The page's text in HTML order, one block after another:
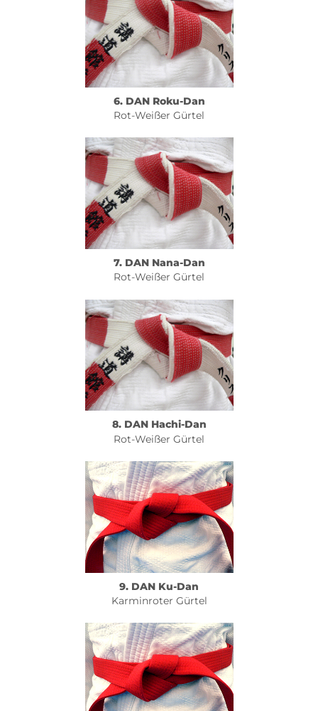
6. DAN Roku-Dan
Rot-Weißer Gürtel
7. DAN Nana-Dan
Rot-Weißer Gürtel
8. DAN Hachi-Dan
Rot-Weißer Gürtel
9. DAN Ku-Dan
Karminroter Gürtel